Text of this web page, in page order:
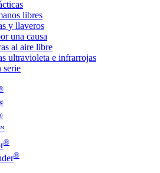
libres
y llaveros
una causa
al aire libre
ultravioleta e infrarrojas
serie
®
®